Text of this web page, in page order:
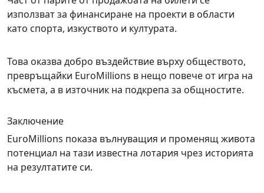
използват за финансиране на проекти в области
като спорта, изкуството и културата.
Това оказва добро въздействие върху обществото,
превръщайки EuroMillions в нещо повече от игра на
късмета, а в източник на подкрепа за общностите.
Заключение
EuroMillions показа вълнуващия и променящ живота
потенциал на тази известна лотария чрез историята
на резултатите си.